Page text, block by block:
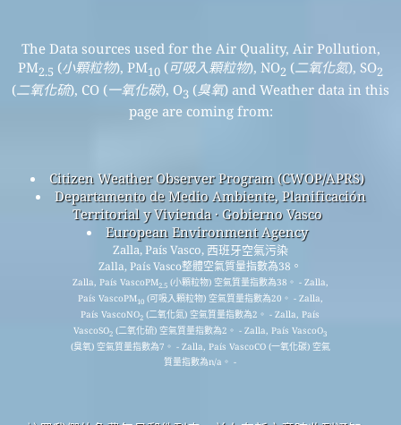
The Data sources used for the Air Quality, Air Pollution,
PM2.5 (小顆粒物), PM10 (可吸入顆粒物), NO2 (二氧化氮), SO2
(二氧化硫), CO (一氧化碳), O3 (臭氧) and Weather data in this
page are coming from:
Citizen Weather Observer Program (CWOP/APRS)
Departamento de Medio Ambiente, Planificación
Territorial y Vivienda · Gobierno Vasco
European Environment Agency
Zalla, País Vasco, 西班牙空氣污染
Zalla, País Vasco整體空氣質量指數為38。
Zalla, País VascoPM2.5(小顆粒物) 空氣質量指數為38。 - Zalla,
País VascoPM10(可吸入顆粒物) 空氣質量指數為20。 - Zalla,
País VascoNO2 (二氧化氮) 空氣質量指數為2。 - Zalla, País
VascoSO2 (二氧化硫) 空氣質量指數為2。 - Zalla, País VascoO3
(臭氧) 空氣質量指數為7。 - Zalla, País VascoCO (一氧化碳) 空氣
質量指數為n/a。 -